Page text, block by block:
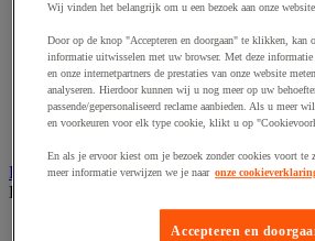
Afzetpaal met ketting
Afzetpaal met koord
Beschermende afscherming
Beschermende rolbeugel
Modulaire afscherming
Muurhouder met riem
Bescherming en demper
Bekijk de hele productgroep
Wij vinden het belangrijk om u een bezoek aan onze
Door op de knop "Accepteren en doorgaan" te klikken, kan
informatie uitwisselen met uw browser. Met deze
en onze internetpartners de prestaties van onze website
analyseren. Hierdoor kunnen wij u nog meer op uw
passende/gepersonaliseerd reclame aanbieden. Als u meer
en voorkeuren voor elk type cookie, klikt u op
En als je ervoor kiest om je bezoek zonder cookies voort te
meer informatie verwijzen we je naar onze
Accepteren en